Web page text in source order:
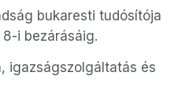
bukaresti tudósítója
i bezárásáig.
igazságszolgáltatás és